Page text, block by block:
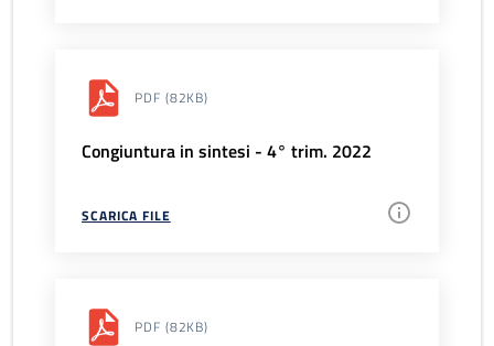
PDF (82KB)
Congiuntura in sintesi - 4° trim. 2022
SCARICA FILE
PDF (82KB)